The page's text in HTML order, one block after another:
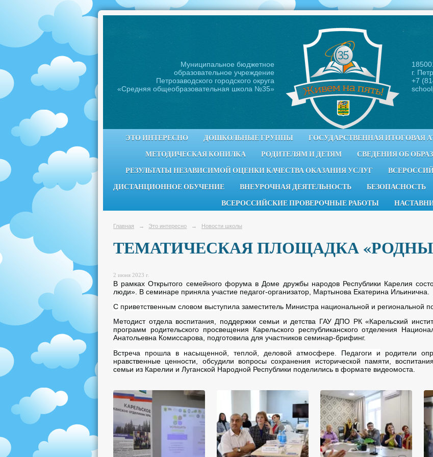
Муниципальное бюджетное
образовательное учреждение
Петрозаводского городского округа
«Средняя общеобразовательная школа №35»
г.
+7
ЭТО ИНТЕРЕСНО ДОШКОЛЬНЫЕ ГРУППЫ ГОСУДАРСТВЕННАЯ ИТОГОВАЯ
МЕТОДИЧЕСКАЯ КОПИЛКА
РОДИТЕЛЯМ И ДЕТЯМ
СВЕДЕНИЯ ОБ
РЕЗУЛЬТАТЫ НЕЗАВИСИМОЙ ОЦЕНКИ КАЧЕСТВА ОКАЗАНИЯ УСЛУГ
ДИСТАНЦИОННОЕ ОБУЧЕНИЕ
ВНЕУРОЧНАЯ ДЕЯТЕЛЬНОСТЬ БЕЗОПАСНОСТЬ
ВСЕРОССИЙСКИЕ ПРОВЕРОЧНЫЕ РАБОТЫ
Главная → Это интересно → Новости школы
ТЕМАТИЧЕСКАЯ ПЛОЩАДКА
2 июня 2023 г.
В рамках Открытого семейного форума в Доме дружбы народов Республики Карелия
люди». В семинаре приняла участие педагог-организатор, Мартынова Екатерина Ильинична.
С приветственным словом выступила заместитель Министра национальной и региональной
Методист отдела воспитания, поддержки семьи и детства ГАУ ДПО РК «Карельский
программ родительского просвещения Карельского республиканского отделения
Анатольевна Комиссарова, подготовила для участников семинар-брифинг.
Встреча прошла в насыщенной, теплой, деловой атмосфере. Педагоги и родители
нравственные ценности, обсудили вопросы сохранения исторической памяти,
семьи из Карелии и Луганской Народной Республики поделились в формате видеомоста.